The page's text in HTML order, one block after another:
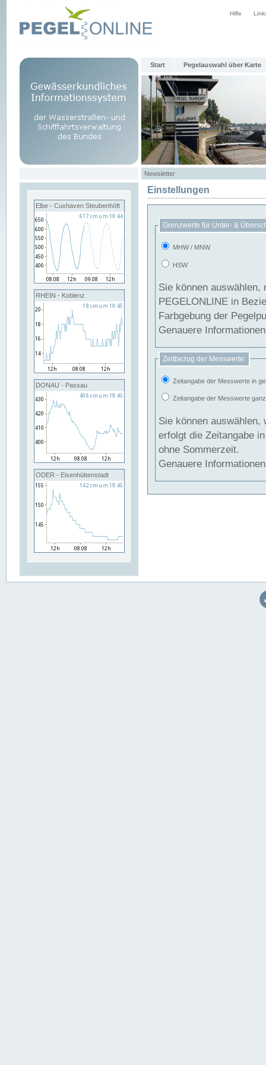
Hilfe
Start Pegelauswahl über Karte
Newsletter
Elbe - Cuxhaven Steubenhöft
RHEIN - Koblenz
DONAU - Passau
ODER - Eisenhüttenstadt
Einstellungen
Grenzwerte für Unter- &
MHW / MNW
HSW
Sie können
PEGELONLINE in Beziehung
Farbgebung der
Genauere
Zeitbezug der Messwerte:
Zeitangabe der Messwerte in
Zeitangabe der Messwerte
Sie können auswählen,
erfolgt die Zeitangabe
ohne Sommerzeit.
Genauere